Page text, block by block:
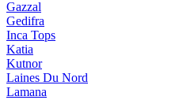
Gazzal
Gedifra
Inca Tops
Katia
Kutnor
Laines Du Nord
Lamana